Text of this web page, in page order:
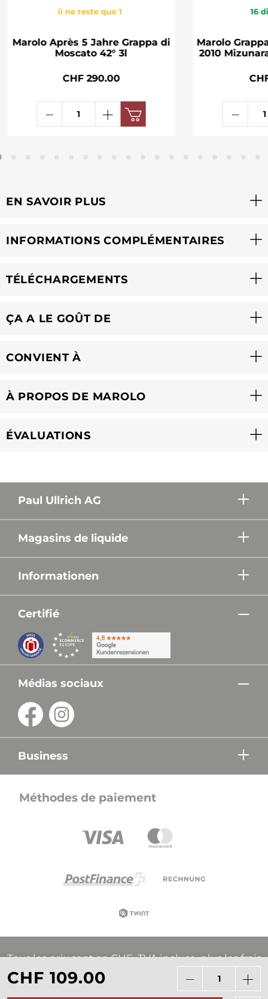
CHF 109.00
il ne reste que 1
Marolo Après 5 Jahre Grappa di
Moscato 42° 3l
CHF 290.00
16
Marolo
2010
EN SAVOIR PLUS
INFORMATIONS COMPLÉMENTAIRES
TÉLÉCHARGEMENTS
ÇA A LE GOÛT DE
CONVIENT À
À PROPOS DE MAROLO
ÉVALUATIONS
Paul Ullrich AG
Magasins de liquide
Informationen
Certifié
Médias sociaux
Business
Méthodes de paiement
Tous les prix sont en CHF, TVA incluse, plus les frais
d'expédition, sauf indication contraire.